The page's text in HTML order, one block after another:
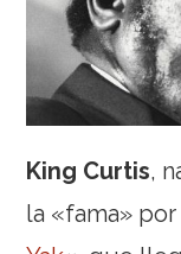
King Curtis,
la «fama»